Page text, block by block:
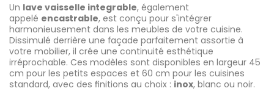
Un lave vaisselle integrable, également
appelé encastrable, est conçu pour s'intégrer
harmonieusement dans les meubles de votre cuisine.
Dissimulé derrière une façade parfaitement assortie à
votre mobilier, il crée une continuité esthétique
irréprochable. Ces modèles sont disponibles en largeur 45
cm pour les petits espaces et 60 cm pour les cuisines
standard, avec des finitions au choix : inox, blanc ou noir.